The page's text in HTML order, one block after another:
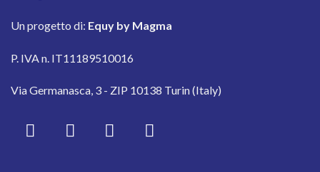
Un progetto di: Equy by Magma
P. IVA n. IT11189510016
Via Germanasca, 3 - ZIP 10138 Turin (Italy)